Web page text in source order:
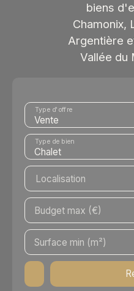
biens
Chamonix,
Argentière
Vallée du
Vente
Type d'offre
Chalet
Type de bien
Localisation
Budget max (€)
Surface min (m²)